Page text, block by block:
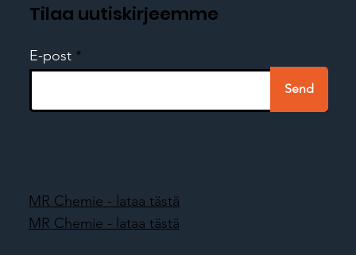
Tilaa uutiskirjeemme
E-post
Send
MR Chemie - lataa tästä
MR Chemie - lataa tästä